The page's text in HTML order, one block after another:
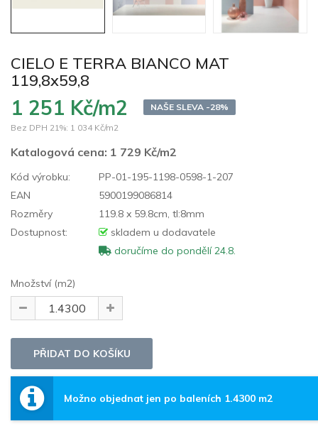
CIELO E TERRA BIANCO MAT
119,8x59,8
1 251 Kč/m2
NAŠE SLEVA -28%
Bez DPH 21%: 1 034 Kč/m2
Katalogová cena: 1 729 Kč/m2
Kód výrobku:
PP-01-195-1198-0598-1-207
EAN
5900199086814
Rozměry
119.8 x 59.8cm, tl:8mm
Dostupnost:
skladem u dodavatele
doručíme do pondělí 24.8.
Množství (m2)
Možno objednat jen po baleních 1.4300 m2